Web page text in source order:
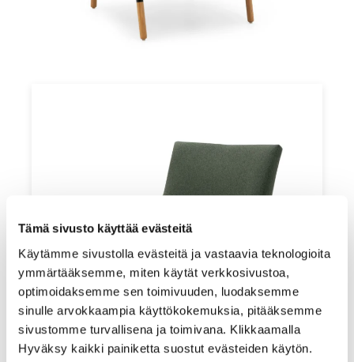
Tämä sivusto käyttää evästeitä
Käytämme sivustolla evästeitä ja vastaavia teknologioita
ymmärtääksemme, miten käytät verkkosivustoa,
optimoidaksemme sen toimivuuden, luodaksemme
sinulle arvokkaampia käyttökokemuksia, pitääksemme
sivustomme turvallisena ja toimivana. Klikkaamalla
Hyväksy kaikki painiketta suostut evästeiden käytön.